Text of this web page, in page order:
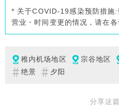
* 关于COVID-19感染预防措施
营业・时间变更的情况，请在各
稚内机场地区 宗谷地区
绝景
夕阳
分享这